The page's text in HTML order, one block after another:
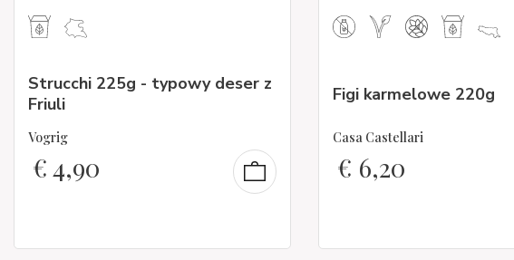
Strucchi 225g - typowy deser z
Friuli
Vogrig
€4,90
Figi karmelowe 220g
Casa Castellari
€ 6,20